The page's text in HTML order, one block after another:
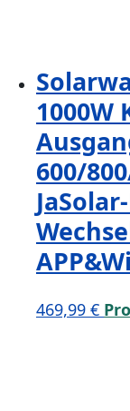
1000W
600/
469,99 €